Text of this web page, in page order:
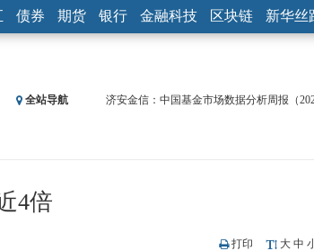
债券 期货 银行 金融科技 区块链 新华丝
全站导航
济安金信：中国基金市场数据分析周报（
央行公开市场净投放300亿元 短端资金利率
4倍
打印 大 中